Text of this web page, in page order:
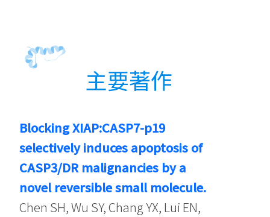
主要著作
Blocking XIAP:CASP7-p19
selectively induces apoptosis of
CASP3/DR malignancies by a
novel reversible small molecule.
Chen SH, Wu SY, Chang YX, Lui EN,